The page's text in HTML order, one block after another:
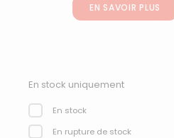
EN SAVOIR PLUS
En stock uniquement
En stock
En rupture de stock